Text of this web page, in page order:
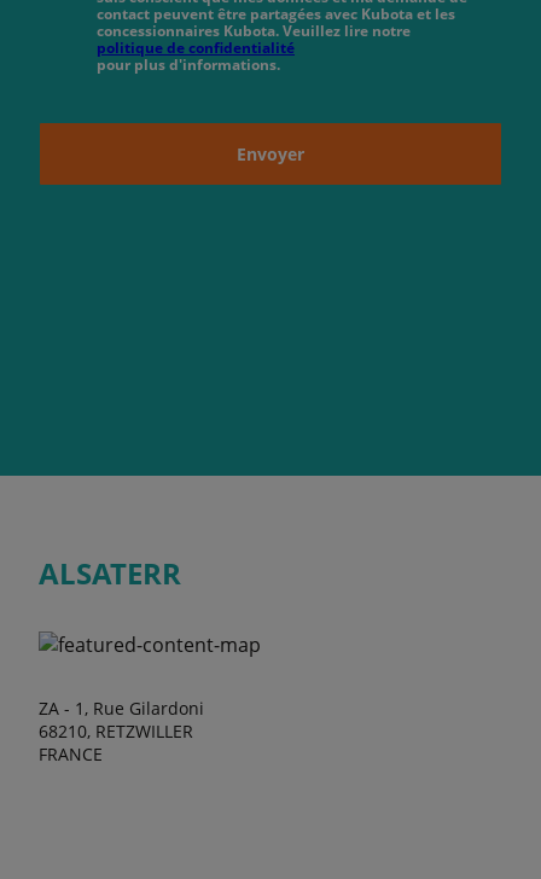
contact peuvent être partagées avec Kubota et les
concessionnaires Kubota. Veuillez lire notre
politique de confidentialité
pour plus d'informations.
Envoyer
ALSATERR
ZA - 1, Rue Gilardoni
68210, RETZWILLER
FRANCE